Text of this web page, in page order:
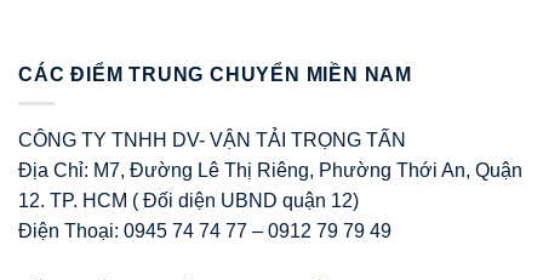
CÁC ĐIỂM TRUNG CHUYỂN MIỀN NAM
CÔNG TY TNHH DV- VẬN TẢI TRỌNG TẤN
Địa Chỉ: M7, Đường Lê Thị Riêng, Phường Thới An, Quận
12. TP. HCM ( Đối diện UBND quận 12)
Điện Thoại: 0945 74 74 77 – 0912 79 79 49